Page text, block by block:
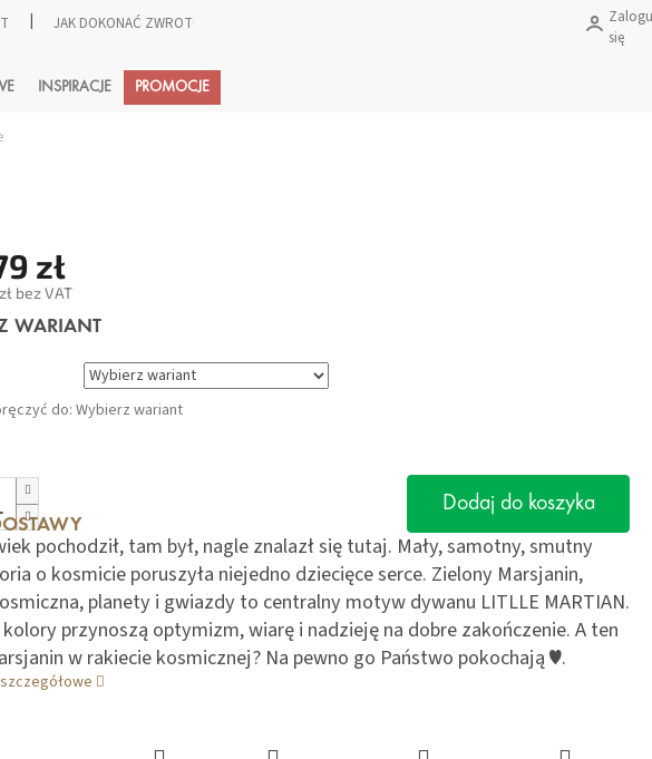
JAK DOKONAĆ ZWROTU PRODUKTÓW?
się
Koszyk
INSPIRACJE PROMOCJE
zł
bez VAT
WARIANT
do: Wybierz wariant
Dodaj do koszyka
pochodził, tam był, nagle znalazł się tutaj. Mały, samotny, smutny
o kosmicie poruszyła niejedno dziecięce serce. Zielony Marsjanin,
planety i gwiazdy to centralny motyw dywanu LITLLE MARTIAN.
kolory przynoszą optymizm, wiarę i nadzieję na dobre zakończenie. A ten
w rakiecie kosmicznej? Na pewno go Państwo pokochają ♥.